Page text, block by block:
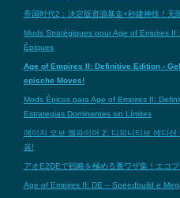
帝国时代2：决定版资源暴走+秒建神技！无
Mods Stratégiques pour Age of Empires
Épiques
Age of Empires II: Definitive Edition -
epische Moves!
Mods Épicos para Age of Empires II:
Estrategias Dominantes sin Límites
에이지 오브 엠파이어 2: 디피니티브 에디
음!
アオE2DEで戦略を極める裏ワザ集！エコ
Age of Empires II: DE – Speedbuild e